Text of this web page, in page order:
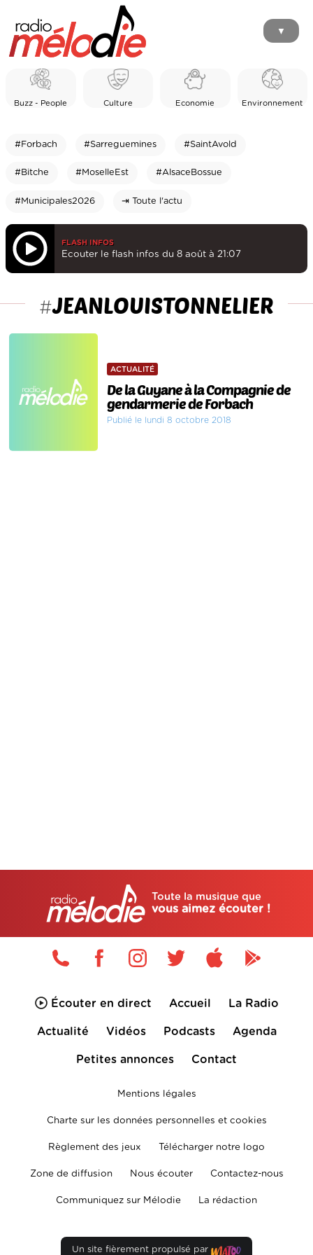
▼
Buzz - People Culture Economie Environnement
#Forbach #Sarreguemines #SaintAvold
#Bitche #MoselleEst #AlsaceBossue
#Municipales2026 ⇥ Toute l'actu
FLASH INFOS
Ecouter le flash infos du 8 août à 21:07
#JEANLOUISTONNELIER
ACTUALITÉ
De la Guyane à la Compagnie de
gendarmerie de Forbach
Publié le lundi 8 octobre 2018
Toute la musique que
vous aimez écouter !
Écouter en direct Accueil La Radio
Actualité Vidéos Podcasts Agenda
Petites annonces Contact
Mentions légales
Charte sur les données personnelles et cookies
Règlement des jeux Télécharger notre logo
Zone de diffusion Nous écouter Contactez-nous
Communiquez sur Mélodie La rédaction
Un site fièrement propulsé par